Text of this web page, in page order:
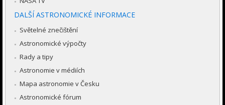
DALŠÍ ASTRONOMICKÉ INFORMACE
Světelné znečištění
Astronomické výpočty
Rady a tipy
Astronomie v médiích
Mapa astronomie v Česku
Astronomické fórum